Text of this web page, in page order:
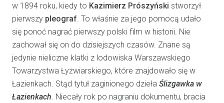
w 1894 roku, kiedy to Kazimierz Prószyński stworzył
pierwszy pleograf. To właśnie za jego pomocą udało
się ponoć nagrać pierwszy polski film w historii. Nie
zachował się on do dzisiejszych czasów. Znane są
jedynie nieliczne klatki z lodowiska Warszawskiego
Towarzystwa Łyżwiarskiego, które znajdowało się w
Łazienkach. Stąd tytuł zaginionego dzieła Ślizgawka w
Łazienkach. Niecały rok po nagraniu dokumentu, bracia